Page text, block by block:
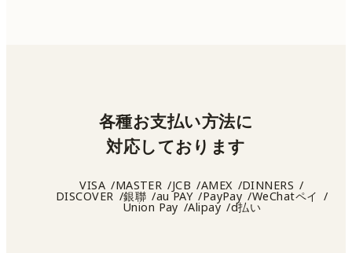
各種お支払い方法に
対応しております
VISA MASTER JCB AMEX DINNERS
DISCOVER 銀聯 au PAY PayPay WeChatペイ
Union Pay Alipay d払い